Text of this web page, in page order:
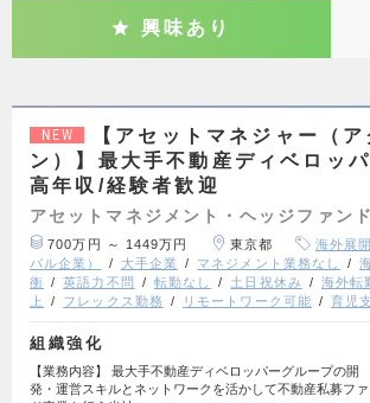
興味あり
NEW
【アセットマネジャー（ア
ン）】最大手不動産ディベロッ
高年収/経験者歓迎
アセットマネジメント・ヘッジファン
700万円 ～ 1449万円 東京都
海外展
バル企業）
大手企業 マネジメント業務なし
衝
英語力不問 転勤なし 土日祝休み 海外転
上
フレックス勤務 リモートワーク可能 育児
組織強化
【業務内容】 最大手不動産ディベロッパーグループの開
発・運営スキルとネットワークを活かして不動産私募ファ